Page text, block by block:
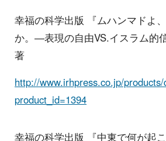
幸福の科学出版 『ムハンマドよ
か。―表現の自由VS.イスラム的
著
http://www.irhpress.co.jp/
product_id=1394
幸福の科学出版 『中東で何が起